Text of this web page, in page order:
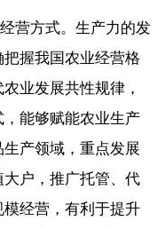
营方式。生产力的发
握我国农业经营格
业发展共性规律，
能够赋能农业生产
产领域，重点发展
户，推广托管、代
经营，有利于提升